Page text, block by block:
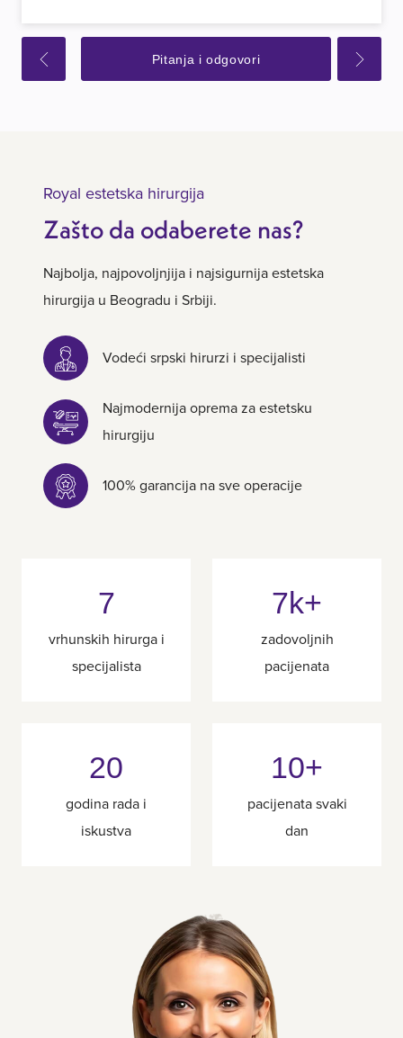
Pitanja i odgovori
Royal estetska hirurgija
Zašto da odaberete nas?
Najbolja, najpovoljnjija i najsigurnija estetska
hirurgija u Beogradu i Srbiji.
Vodeći srpski hirurzi i specijalisti
Najmodernija oprema za estetsku
hirurgiju
100% garancija na sve operacije
7
vrhunskih hirurga i
specijalista
7k+
zadovoljnih
pacijenata
20
godina rada i
iskustva
10+
pacijenata svaki
dan